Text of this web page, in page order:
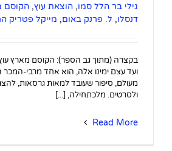
גילי בר הלל סמו, הוצאת עוץ, הקוסם
דנסלו, ל. פרנק באום, מייקל פטריק
בקצרה (מתוך גב הספר): הקוסם מארץ
ועד עצם ימינו אלה, הוא אחד מרבי-המכר
מעולם, סיפור שעובד למאות גרסאות,
ולסרטים. מלכתחילה, [...]
Read More